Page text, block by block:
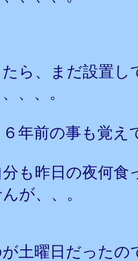
ら、まだ設置
、、。
年前の事も覚え
も昨日の夜何
が、、。
土曜日だったの